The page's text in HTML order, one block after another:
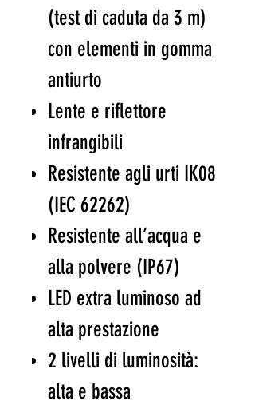
(test di caduta da 3 m)
con elementi in gomma
antiurto
Lente e riflettore
infrangibili
Resistente agli urti IK08
(IEC 62262)
Resistente all’acqua e
alla polvere (IP67)
LED extra luminoso ad
alta prestazione
2 livelli di luminosità:
alta e bassa